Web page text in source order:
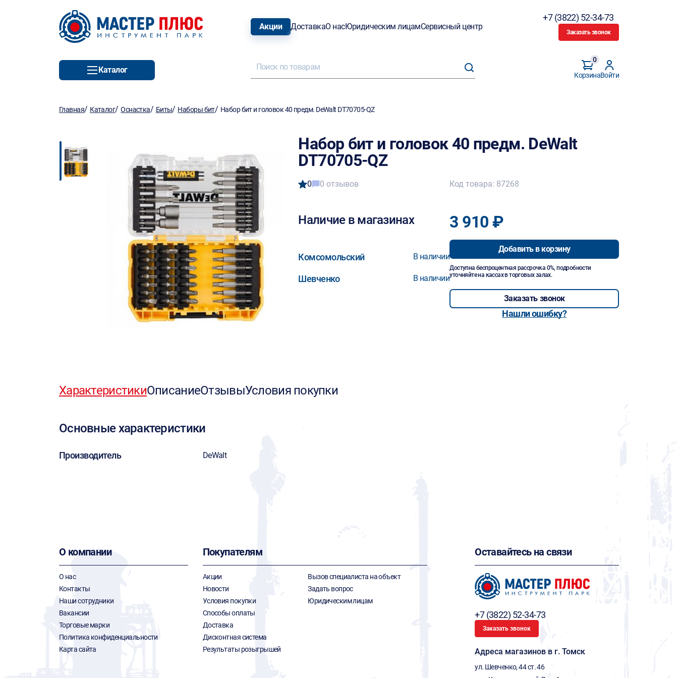
Акции ДоставкаО насЮридическим лицамСервисный центр
+7 (3822) 52-34-73
Заказать звонок
Каталог
Корзина
0
Войти
Главная/ Каталог/Оснастка/ Биты/ Наборы бит/ Набор бит и головок 40 предм. DeWalt DT70705-QZ
Набор бит и головок 40 предм. DeWalt
DT70705-QZ
0 0 отзывов
Наличие в магазинах
Комсомольский В наличии
Шевченко В наличии
Код товара: 87268
3 910 ₽
Добавить в корзину
Доступна беспроцентная рассрочка 0%, подробности
уточняйте на кассах в торговых залах.
Заказать звонок
Нашли ошибку?
ХарактеристикиОписаниеОтзывыУсловия покупки
Основные характеристики
Производитель DeWalt
О компании
О нас
Контакты
Наши сотрудники
Вакансии
Торговые марки
Политика конфиденциальности
Карта сайта
Покупателям
Акции
Новости
Условия покупки
Способы оплаты
Доставка
Дисконтная система
Результаты розыгрышей
Вызов специалиста на объект
Задать вопрос
Юридическим лицам
Оставайтесь на связи
+7 (3822) 52-34-73
Заказать звонок
Адреса магазинов в г. Томск
ул. Шевченко, 44 ст. 46